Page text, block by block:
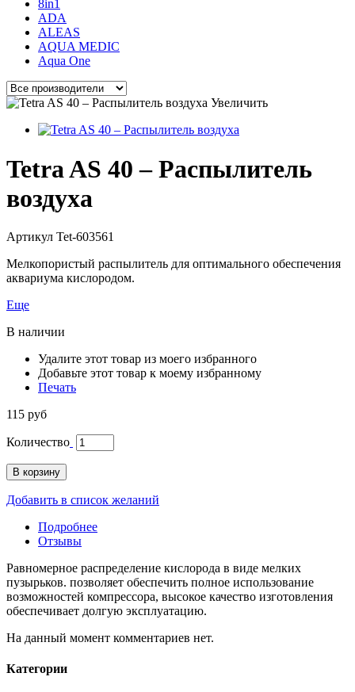
8in1
ADA
ALEAS
AQUA MEDIC
Aqua One
Увеличить
Tetra AS 40 – Распылитель
воздуха
Артикул Tet-603561
Мелкопористый распылитель для оптимального обеспечения
аквариума кислородом.
Еще
В наличии
Удалите этот товар из моего избранного
Добавьте этот товар к моему избранному
Печать
115 руб
Количество
В корзину
Добавить в список желаний
Подробнее
Отзывы
Равномерное распределение кислорода в виде мелких
пузырьков. позволяет обеспечить полное использование
возможностей компрессора, высокое качество изготовления
обеспечивает долгую эксплуатацию.
На данный момент комментариев нет.
Категории